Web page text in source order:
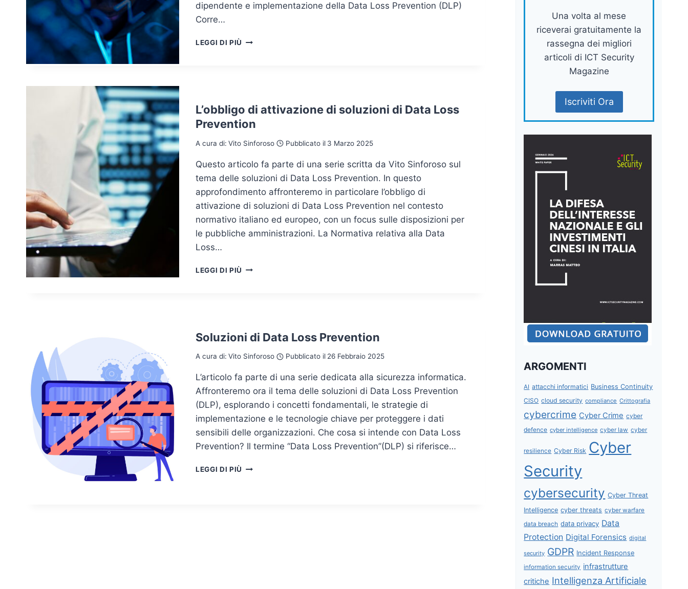
dipendente e implementazione della Data Loss Prevention (DLP)
Corre…
LEGGI DI PIÙ DLP
L’obbligo di attivazione di soluzioni di Data Loss
Prevention
A cura di: Vito Sinforoso Pubblicato il 3 Marzo 2025
Questo articolo fa parte di una serie scritta da Vito Sinforoso sul
tema delle soluzioni di Data Loss Prevention. In questo
approfondimento affronteremo in particolare l’obbligo di
attivazione di soluzioni di Data Loss Prevention nel contesto
normativo italiano ed europeo, con un focus sulle disposizioni per
le pubbliche amministrazioni. La Normativa relativa alla Data
Loss…
LEGGI DI PIÙ L’OBBLIGO
DATA
LOSS
PREVENTION
Soluzioni di Data Loss Prevention
A cura di: Vito Sinforoso Pubblicato il 26 Febbraio 2025
L’articolo fa parte di una serie dedicata alla sicurezza informatica.
Affronteremo ora il tema delle soluzioni di Data Loss Prevention
(DLP), esplorando i concetti fondamentali, le strategie di
implementazione e le tecnologie chiave per proteggere i dati
sensibili delle organizzazioni. Che cosa si intende con Data Loss
Prevention? Il termine “Data Loss Prevention”(DLP) si riferisce…
LEGGI DI PIÙ SOLUZIONI
Una volta al mese
riceverai gratuitamente la
rassegna dei migliori
articoli di ICT Security
Magazine
Iscriviti Ora
ARGOMENTI
AI attacchi informatici Business Continuity
CISO cloud security compliance Crittografia
cybercrime Cyber Crime cyber
defence cyber intelligence cyber law cyber
resilience Cyber Risk Cyber
Security
cybersecurity Cyber Threat
Intelligence cyber threats cyber warfare
data breach data privacy Data
Protection Digital Forensics digital
security GDPR Incident Response
information security infrastrutture
critiche Intelligenza Artificiale